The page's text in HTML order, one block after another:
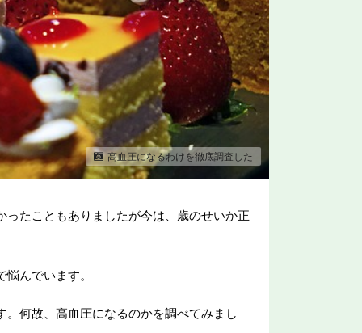
高血圧になるわけを徹底調査した
たこともありましたが今は、歳のせいか正
んでいます。
何故、高血圧になるのかを調べてみまし